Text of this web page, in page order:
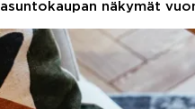
asuntokaupan näkymät